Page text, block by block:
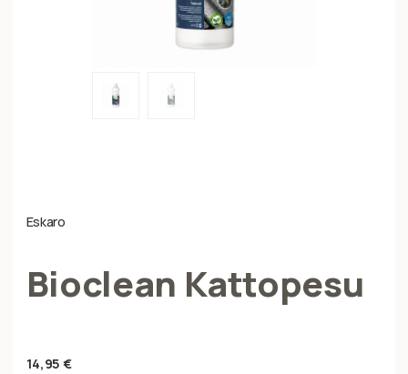
Eskaro
Bioclean Kattopesu
14,95 €